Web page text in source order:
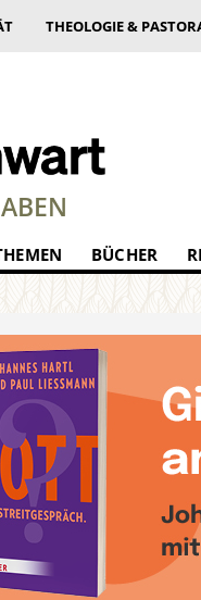
THEOLOGIE &
BÜCHER